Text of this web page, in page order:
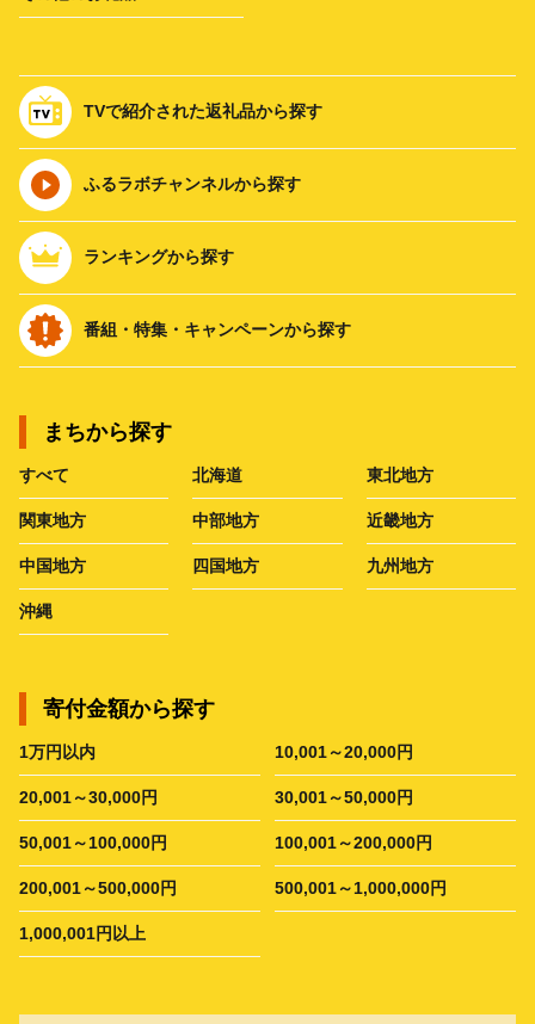
TVで紹介された返礼品から探す
ふるラボチャンネルから探す
ランキングから探す
番組・特集・キャンペーンから探す
まちから探す
すべて 北海道 東北地方
関東地方 中部地方 近畿地方
中国地方 四国地方 九州地方
沖縄
寄付金額から探す
1万円以内 10,001～20,000円
20,001～30,000円 30,001～50,000円
50,001～100,000円 100,001～200,000円
200,001～500,000円 500,001～1,000,000円
1,000,001円以上